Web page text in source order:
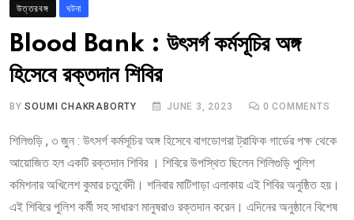
উত্তরবঙ্গ ঘটনা
Blood Bank : উৎসর্গ কর্মসূচির অঙ্গ
হিসেবে রক্তদান শিবির
BYSOUMI CHAKRABORTY JUNE 3, 2023 0 COMMENTS
শিলিগুড়ি , ৩ জুন : উৎসর্গ কর্মসূচির অঙ্গ হিসেবে বাগডোগরা ট্রাফিক গার্ডের পক্ষ থেকে
আয়োজিত হল একটি রক্তদান শিবির । শিবিরে উপস্থিত ছিলেন শিলিগুড়ি পুলিশ
কমিশনার অখিলেশ কুমার চতুর্বেদী। শনিবার মাটিগাড়া এলাকায় এই শিবির অনুষ্ঠিত হয়।
এই শিবিরে পুলিশ কর্মী সহ সাধারণ মানুষরাও রক্তদান করেন। এদিনের অনুষ্ঠানে বিশেষ